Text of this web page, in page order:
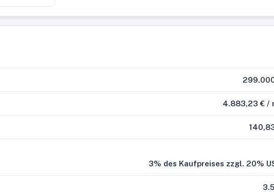
4.883,23 € /
3% des Kaufpreises zzgl. 20%